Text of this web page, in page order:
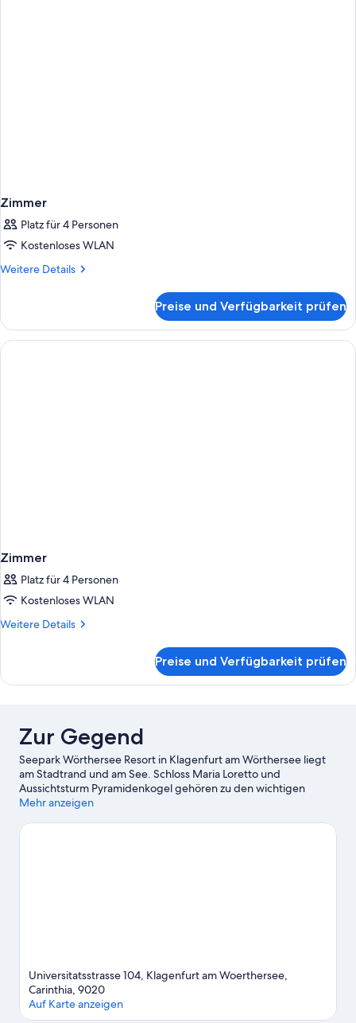
Zimmer
Platz für 4 Personen
Kostenloses WLAN
Weitere Details
Weitere
Preise und Verfügbarkeit prüfen
Zimmer
Platz für 4 Personen
Kostenloses WLAN
Weitere Details
Weitere
Preise und Verfügbarkeit prüfen
Zur Gegend
Seepark Wörthersee Resort in Klagenfurt am Wörthersee liegt
am Stadtrand und am See. Schloss Maria Loretto und
Aussichtsturm Pyramidenkogel gehören zu den wichtigen
Sehenswürdigkeiten, während Minimundus und Strandbad
Aufregendes unternehmen möchtest. Wörthersee Stadion –
Mehr anzeigen
Universitatsstrasse 104, Klagenfurt am Woerthersee,
Carinthia, 9020
Auf Karte anzeigen